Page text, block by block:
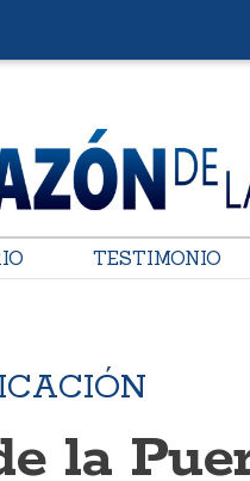
TESTIMONIO
la